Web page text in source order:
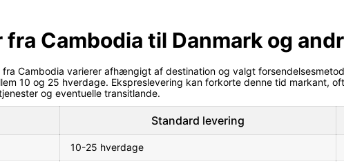
Cambodia til Danmark og
Cambodia varierer afhængigt af destination og valgt
10 og 25 hverdage. Ekspreslevering kan forkorte denne tid markant,
og eventuelle transitlande.
Standard levering
10-25 hverdage